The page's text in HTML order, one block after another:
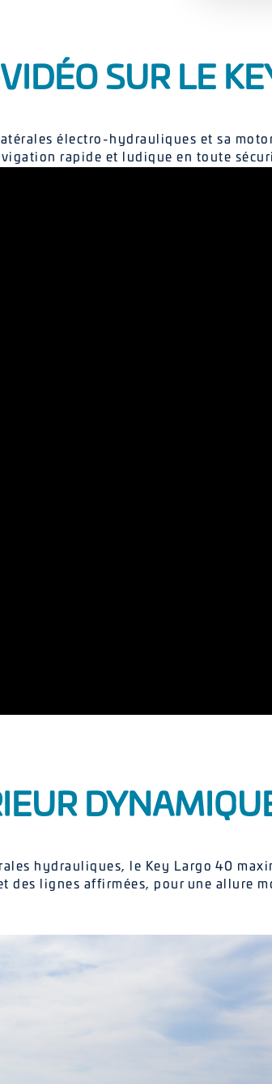
SUR LE
électro-hydrauliques et sa
rapide et ludique en toute
hydrauliques, le Key Largo 40
des lignes affirmées, pour une allure